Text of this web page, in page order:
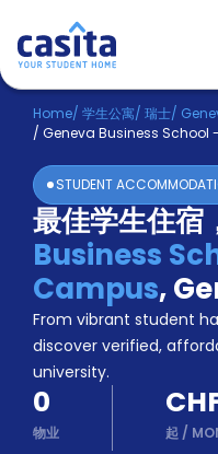
Home ZH
登
入
Booking
Accommodation
About
us
Blog
Refer
And
Earn
Become
A
Partner
Help
Home/ 学生公寓/ 瑞士/
/ Geneva Business School
STUDENT
最佳学生住宿
Business
Campus,
From vibrant student
discover verified,
university.
0
物业 起 /